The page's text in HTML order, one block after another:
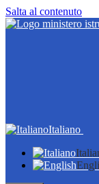
Salta al contenuto
Italiano